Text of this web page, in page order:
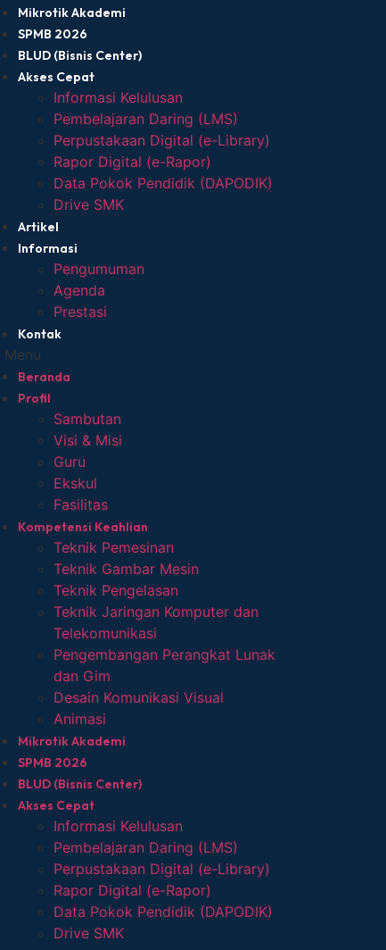
Mikrotik Akademi
SPMB 2026
BLUD (Bisnis Center)
Akses Cepat
Informasi Kelulusan
Pembelajaran Daring (LMS)
Perpustakaan Digital (e-Library)
Rapor Digital (e-Rapor)
Data Pokok Pendidik (DAPODIK)
Drive SMK
Artikel
Informasi
Pengumuman
Agenda
Prestasi
Kontak
Menu
Beranda
Profil
Sambutan
Visi & Misi
Guru
Ekskul
Fasilitas
Kompetensi Keahlian
Teknik Pemesinan
Teknik Gambar Mesin
Teknik Pengelasan
Teknik Jaringan Komputer dan
Telekomunikasi
Pengembangan Perangkat Lunak
dan Gim
Desain Komunikasi Visual
Animasi
Mikrotik Akademi
SPMB 2026
BLUD (Bisnis Center)
Akses Cepat
Informasi Kelulusan
Pembelajaran Daring (LMS)
Perpustakaan Digital (e-Library)
Rapor Digital (e-Rapor)
Data Pokok Pendidik (DAPODIK)
Drive SMK